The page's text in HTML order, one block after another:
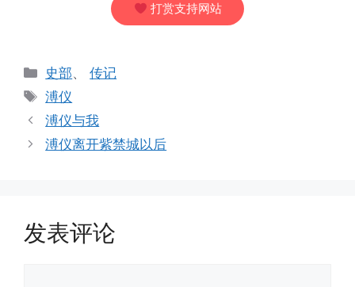
打赏支持网站
分
类
史部、传记
标
签
溥仪
溥仪与我
溥仪离开紫禁城以后
发表评论